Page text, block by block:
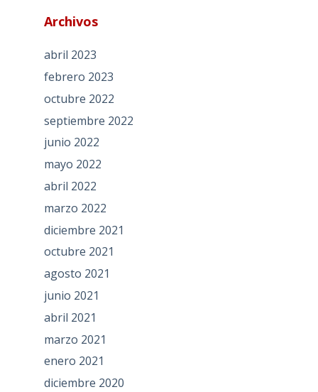
Archivos
abril 2023
febrero 2023
octubre 2022
septiembre 2022
junio 2022
mayo 2022
abril 2022
marzo 2022
diciembre 2021
octubre 2021
agosto 2021
junio 2021
abril 2021
marzo 2021
enero 2021
diciembre 2020